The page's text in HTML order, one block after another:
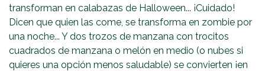
transforman en calabazas de Halloween... ¡Cuidado!
Dicen que quien las come, se transforma en zombie por
una noche... Y dos trozos de manzana con trocitos
cuadrados de manzana o melón en medio (o nubes si
quieres una opción menos saludable) se convierten ¡en